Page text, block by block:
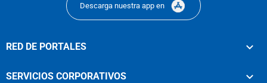
Descarga nuestra app en
RED DE PORTALES
SERVICIOS CORPORATIVOS